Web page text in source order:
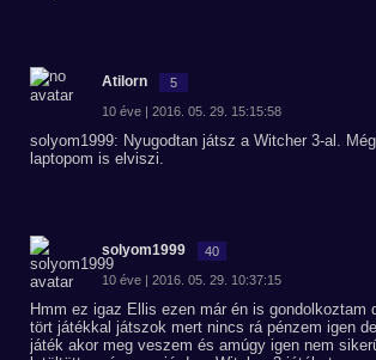
Atilorn 5
10 éve | 2016. 05. 29. 15:15:58
solyom1999: Nyugodtan játsz a Witcher 3-al.
laptopom is elviszi.
solyom1999 40
10 éve | 2016. 05. 29. 10:37:15
Hmm ez igaz Ellis ezen már én is gondolkoztam
tört játékkal játszok mert nincs rá pénzem igen
játék akor meg veszem és amúgy igen nem